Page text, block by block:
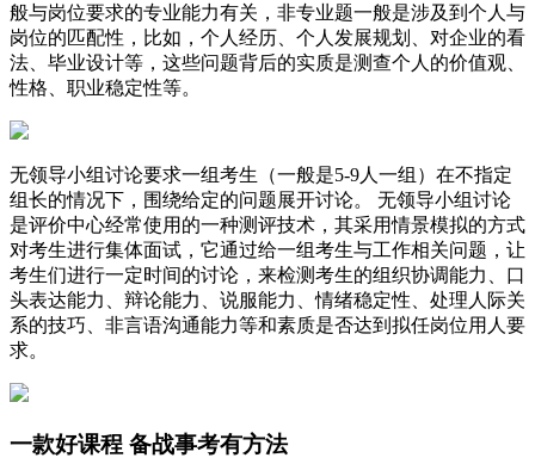
般与岗位要求的专业能力有关，非专业题一般是涉及到个人与
岗位的匹配性，比如，个人经历、个人发展规划、对企业的看
法、毕业设计等，这些问题背后的实质是测查个人的价值观、
性格、职业稳定性等。
无领导小组讨论要求一组考生（一般是5-9人一组）在不指定
组长的情况下，围绕给定的问题展开讨论。 无领导小组讨论
是评价中心经常使用的一种测评技术，其采用情景模拟的方式
对考生进行集体面试，它通过给一组考生与工作相关问题，让
考生们进行一定时间的讨论，来检测考生的组织协调能力、口
头表达能力、辩论能力、说服能力、情绪稳定性、处理人际关
系的技巧、非言语沟通能力等和素质是否达到拟任岗位用人要
求。
一款好课程 备战事考有方法